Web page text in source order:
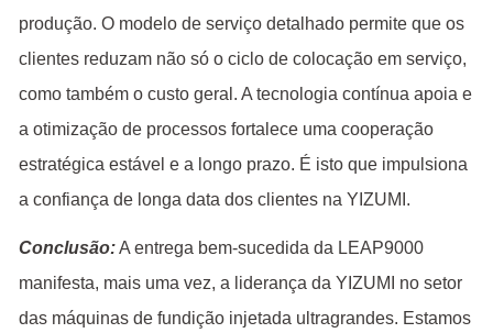
produção. O modelo de serviço detalhado permite que os
clientes reduzam não só o ciclo de colocação em serviço,
como também o custo geral. A tecnologia contínua apoia e
a otimização de processos fortalece uma cooperação
estratégica estável e a longo prazo. É isto que impulsiona
a confiança de longa data dos clientes na YIZUMI.
Conclusão:A entrega bem-sucedida da LEAP9000
manifesta, mais uma vez, a liderança da YIZUMI no setor
das máquinas de fundição injetada ultragrandes. Estamos